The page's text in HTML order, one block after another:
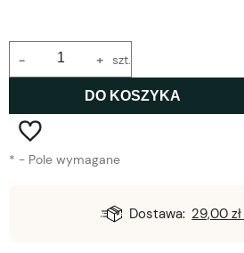
+
- szt.
DO KOSZYKA
* - Pole wymagane
Dostawa: 29,00 zł